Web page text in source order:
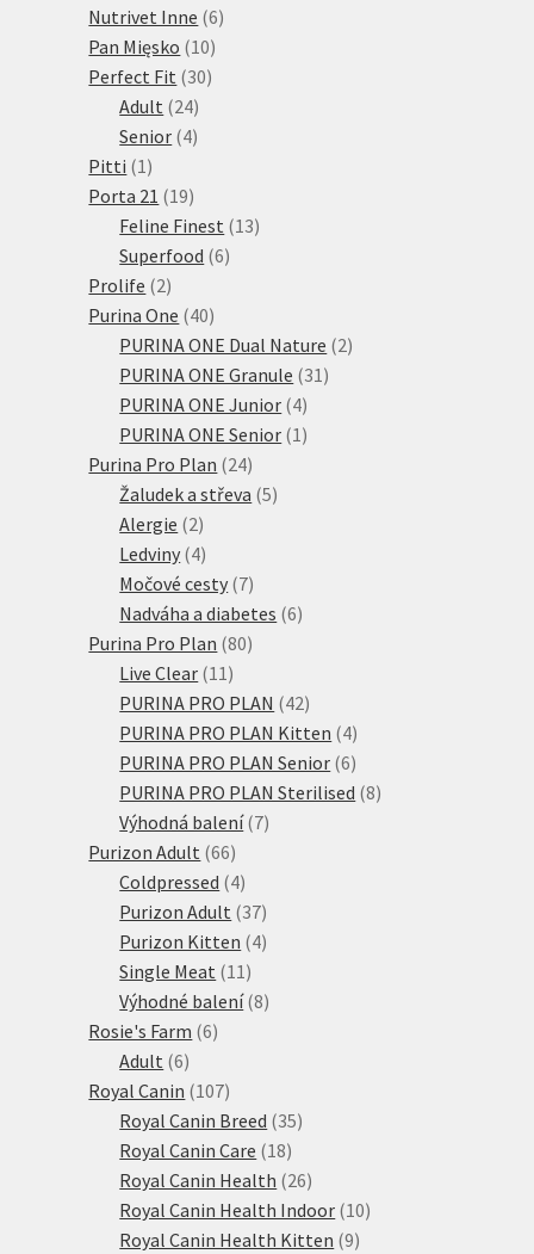
produkty
Nutrivet Inne 66
Pan Mięsko 1010
produktů
Perfect Fit 3030
Adult 2424
produktů
Senior 44
Pitti 1 1
produkt
Porta 21 1919
produktů
Feline Finest 1313
Superfood 66
Prolife 22
produkty
Purina One 4040
produktů
PURINA ONE Dual Nature 22
PURINA ONE Granule 31 31
PURINA ONE Junior 44
produkty
PURINA ONE Senior 1 1
Purina Pro Plan 2424
produktů
Žaludek a střeva 55
Alergie 22
produkty
Ledviny 44
produkty
Močové cesty 77
produktů
Nadváha a diabetes 66
Purina Pro Plan 8080
Live Clear 11 11
produktů
PURINA PRO PLAN 4242
produktů
PURINA PRO PLAN Kitten 44
produkty
PURINA PRO PLAN Senior 66
produktů
PURINA PRO PLAN Sterilised 88
Výhodná balení 77
Purizon Adult 6666
produktů
Coldpressed 44
produkty
Purizon Adult 3737
produktů
Purizon Kitten 44
Single Meat 11 11
produktů
Výhodné balení 88
Rosie's Farm 66
Adult 66
produktů
Royal Canin 107107
produktů
Royal Canin Breed 3535
Royal Canin Care 1818
produktů
Royal Canin Health 2626
produktů
Royal Canin Health Indoor 1010
Royal Canin Health Kitten 99